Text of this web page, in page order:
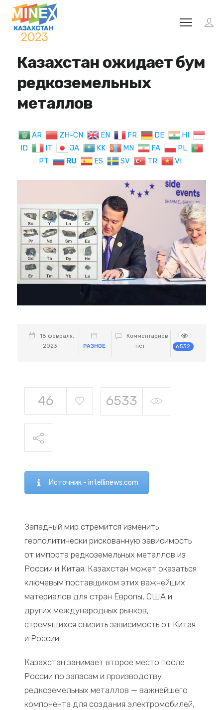
Казахстан ожидает бум
редкоземельных
металлов
AR ZH-CN EN FR DE
HI
ID
IT JA KK MN FA
PL
PT
RU ES SV TR VI
18 февраля,
2023
РАЗНОЕ
Комментариев
нет
6532
46 6533
Источник - intellinews.com
Западный мир стремится изменить
геополитически рискованную зависимость
от импорта редкоземельных металлов из
России и Китая. Казахстан может оказаться
ключевым поставщиком этих важнейших
материалов для стран Европы, США и
других международных рынков,
стремящихся снизить зависимость от Китая
и России.
Казахстан занимает второе место после
России по запасам и производству
редкоземельных металлов — важнейшего
компонента для создания электромобилей,